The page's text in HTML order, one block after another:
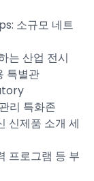
소규모 네트
는 산업 전시
특별관
리 특화존
제품 소개 세
프로그램 등 부